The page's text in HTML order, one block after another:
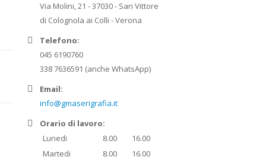
Via Molini, 21 - 37030 - San Vittore
di Colognola ai Colli - Verona
Telefono:
045 6190760
338 7636591 (anche WhatsApp)
Email:
info@gmaserigrafia.it
Orario di lavoro:
Lunedi
8.00
16.00
Martedi
8.00
16.00